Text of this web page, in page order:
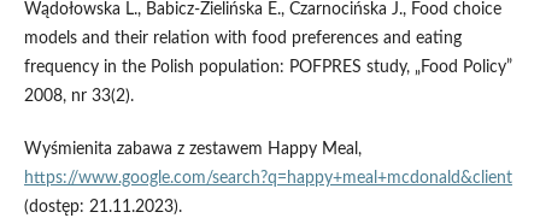
Wądołowska L., Babicz-Zielińska E., Czarnocińska J., Food choice
models and their relation with food preferences and eating
frequency in the Polish population: POFPRES study, „Food Policy”
2008, nr 33(2).
Wyśmienita zabawa z zestawem Happy Meal,
https://www.google.com/search?q=happy+meal+mcdonald&client
(dostęp: 21.11.2023).